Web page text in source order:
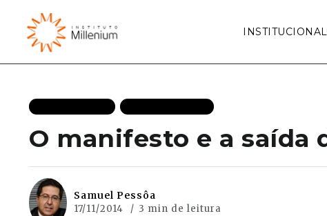
INSTITUCIONAL
O manifesto e a saída
Samuel Pessôa
17/11/2014 3 min de leitura